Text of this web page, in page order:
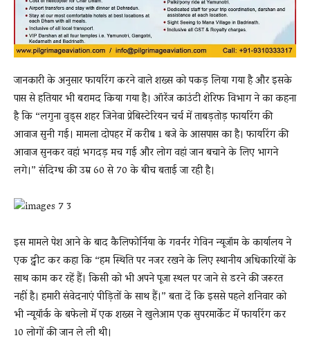
जानकारी के अनुसार फायरिंग करने वाले शख्स को पकड़ लिया गया है और इसके
पास से हतियार भी बरामद किया गया है। ऑरेंज काउंटी शेरिफ विभाग ने का कहना
है कि “लगुना वुड्स शहर जिनेवा प्रेबिस्टेरियन चर्च में ताबड़तोड़ फायरिंग की
आवाज सुनी गई। मामला दोपहर में करीब 1 बजे के आसपास का है। फायरिंग की
आवाज सुनकर वहां भगदड़ मच गई और लोग वहां जान बचाने के लिए भागने
लगे।” संदिग्ध की उम्र 60 से 70 के बीच बताई जा रही है।
इस मामले पेश आने के बाद कैलिफोर्निया के गवर्नर गेविन न्यूजॉम के कार्यालय ने
एक ट्वीट कर कहा कि “हम स्थिति पर नजर रखने के लिए स्थानीय अधिकारियों के
साथ काम कर रहें हैं। किसी को भी अपने पूजा स्थल पर जाने से डरने की जरूरत
नहीं है। हमारी संवेदनाएं पीड़ितों के साथ हैं।” बता दें कि इससे पहले शनिवार को
भी न्यूयॉर्क के बफेलो में एक शख्स ने खुलेआम एक सुपरमार्केट में फायरिंग कर
10 लोगों की जान ले ली थी।